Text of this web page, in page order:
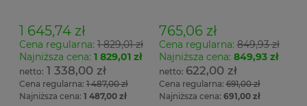
1 645,74 zł
Cena regularna: 1 829,01 zł
Najniższa cena: 1 829,01 zł
1 338,00 zł
Cena regularna: 1 487,00 zł
Najniższa cena: 1 487,00 zł
765,06 zł
Cena regularna:849,93 zł
Najniższa cena: 849,93 zł
622,00 zł
Cena regularna:691,00 zł
Najniższa cena: 691,00 zł